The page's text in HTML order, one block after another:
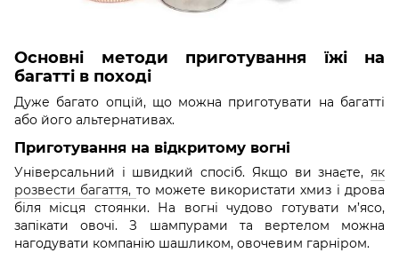
Основні методи приготування їжі на
багатті в поході
Дуже багато опцій, що можна приготувати на багатті
або його альтернативах.
Приготування на відкритому вогні
Універсальний і швидкий спосіб. Якщо ви знаєте, як
розвести багаття, то можете використати хмиз і дрова
біля місця стоянки. На вогні чудово готувати м’ясо,
запікати овочі. З шампурами та вертелом можна
нагодувати компанію шашликом, овочевим гарніром.